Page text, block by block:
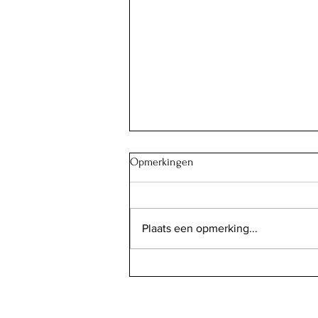
Pompelmoeslimonade
Opmerkingen
Plaats een opmerking...